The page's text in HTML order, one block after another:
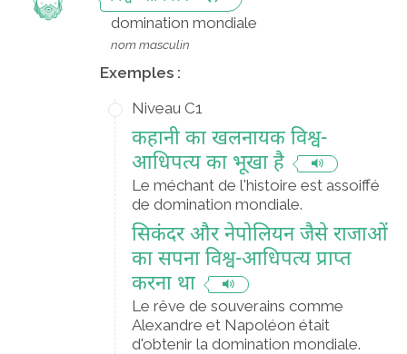
domination mondiale
nom masculin
Exemples :
Niveau C1
कहानी का खलनायक विश्व-
आधिपत्य का भूखा है
Le méchant de l'histoire est assoiffé
de domination mondiale.
सिकंदर और नेपोलियन जैसे राजाओं
का सपना विश्व-आधिपत्य प्राप्त
करना था
Le rêve de souverains comme
Alexandre et Napoléon était
d'obtenir la domination mondiale.